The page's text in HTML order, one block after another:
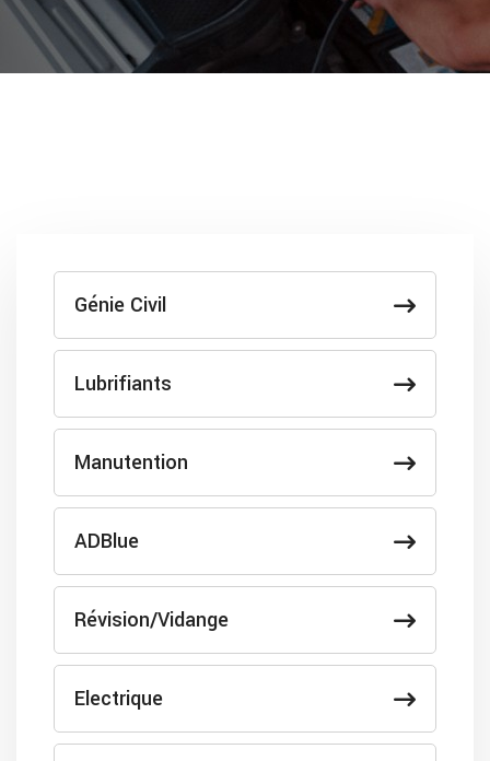
Génie Civil
Lubrifiants
Manutention
ADBlue
Révision/Vidange
Electrique